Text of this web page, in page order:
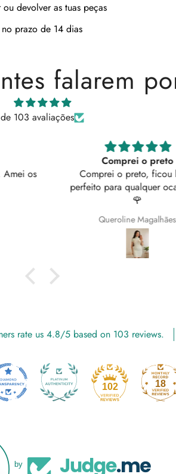
ou devolver as tuas peças
no prazo de 14 dias
falarem
de 103 avaliações
o preto, ficou lindo
para qualquer ocasião ✨️
rate us 4.8/5 based on 103 reviews.
102 18
by